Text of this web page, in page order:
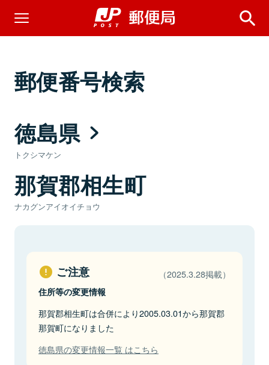
郵便番号検索
徳島県
トクシマケン
那賀郡相生町
ナカグンアイオイチョウ
ご注意 （2025.3.28掲載）
住所等の変更情報
那賀郡相生町は合併により2005.03.01から那賀郡
那賀町になりました
徳島県の変更情報一覧 はこちら